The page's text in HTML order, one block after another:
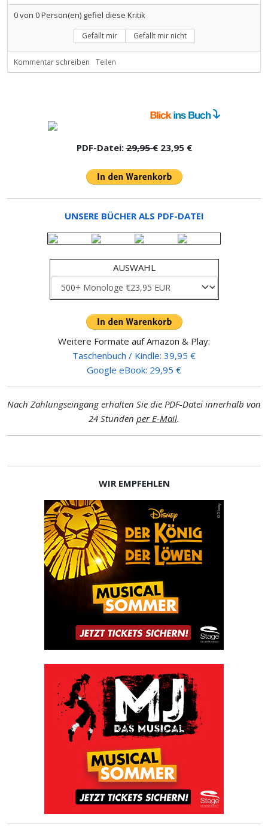
0von 0Person(en) gefiel diese Kritik
Gefällt mir Gefällt mir nicht
Kommentar schreiben Teilen
PDF-Datei:29,95 €23,95 €
UNSERE BÜCHER ALS PDF-DATEI
AUSWAHL
Weitere Formate auf Amazon & Play:
Taschenbuch / Kindle: 39,95 €
Google eBook: 29,95 €
Nach Zahlungseingang erhalten Sie die PDF-Datei innerhalb von
24 Stunden per E-Mail.
WIR EMPFEHLEN